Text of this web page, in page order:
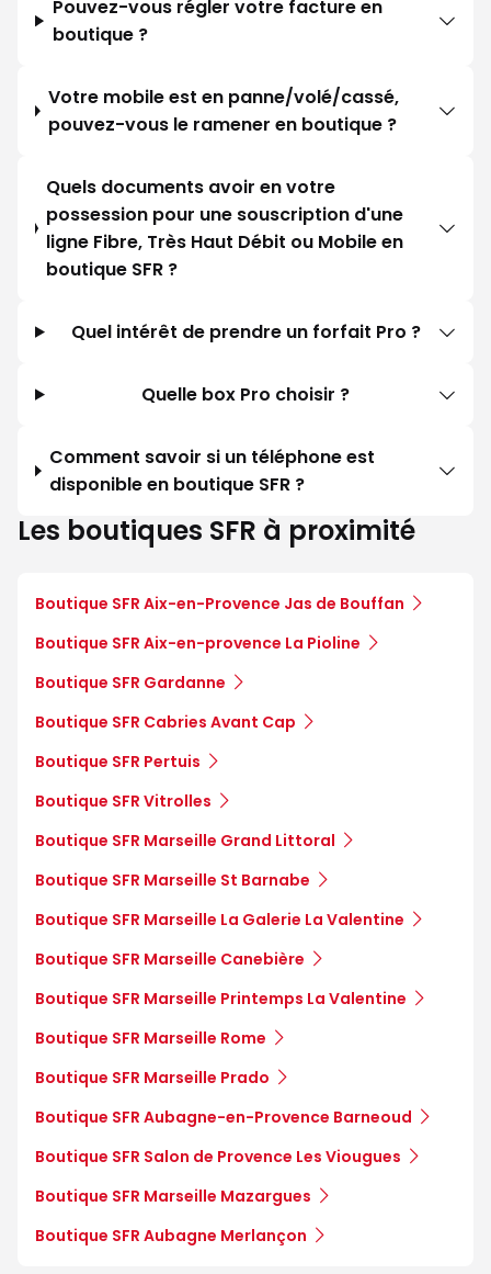
Pouvez-vous régler votre facture en
boutique ?
Votre mobile est en panne/volé/cassé,
pouvez-vous le ramener en boutique ?
Quels documents avoir en votre
possession pour une souscription d'une
ligne Fibre, Très Haut Débit ou Mobile en
boutique SFR ?
Quel intérêt de prendre un forfait Pro ?
Quelle box Pro choisir ?
Comment savoir si un téléphone est
disponible en boutique SFR ?
Les boutiques SFR à proximité
Boutique SFR Aix-en-Provence Jas de Bouffan
Boutique SFR Aix-en-provence La Pioline
Boutique SFR Gardanne
Boutique SFR Cabries Avant Cap
Boutique SFR Pertuis
Boutique SFR Vitrolles
Boutique SFR Marseille Grand Littoral
Boutique SFR Marseille St Barnabe
Boutique SFR Marseille La Galerie La Valentine
Boutique SFR Marseille Canebière
Boutique SFR Marseille Printemps La Valentine
Boutique SFR Marseille Rome
Boutique SFR Marseille Prado
Boutique SFR Aubagne-en-Provence Barneoud
Boutique SFR Salon de Provence Les Viougues
Boutique SFR Marseille Mazargues
Boutique SFR Aubagne Merlançon